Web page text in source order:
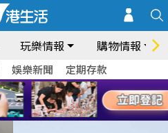
玩樂情報 購物情報
娛樂新聞 定期存款